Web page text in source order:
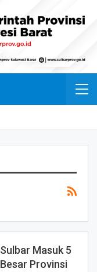
Sulbar Masuk 5
Besar Provinsi